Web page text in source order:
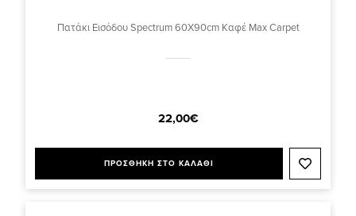
Πατάκι Εισόδου Spectrum 60X90cm Καφέ Max Carpet
22,00€
ΠΡΟΣΘΗΚΗ ΣΤΟ ΚΑΛΑΘΙ